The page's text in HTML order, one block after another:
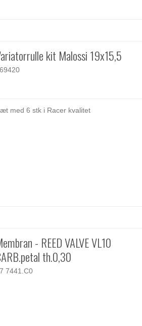
kit Malossi 19x15,5
med 6 stk i Racer kvalitet
- REED VALVE VL10
th.0,30
7441.C0